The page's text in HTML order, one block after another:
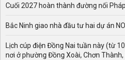
Cuối 2027 hoàn thành đường nối
Bắc Ninh giao nhà đầu tư hai dự án
Lịch cúp điện Đồng Nai tuần này (từ
nơi ở phường Đồng Xoài, Chơn Thành,